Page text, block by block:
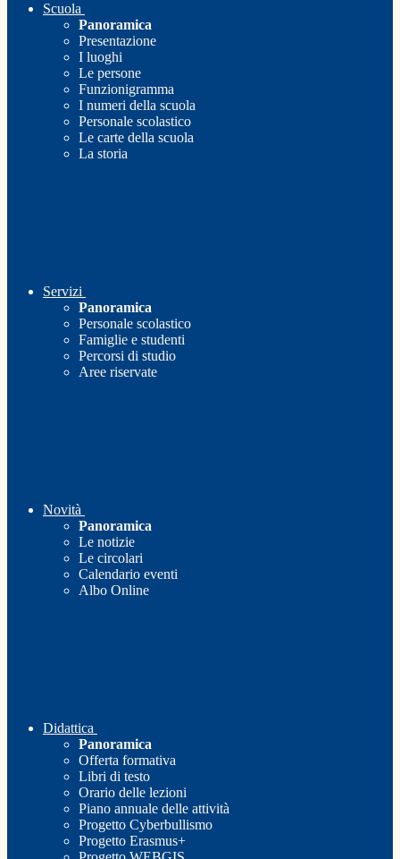
Scuola
Panoramica
Presentazione
I luoghi
Le persone
Funzionigramma
I numeri della scuola
Personale scolastico
Le carte della scuola
La storia
Servizi
Panoramica
Personale scolastico
Famiglie e studenti
Percorsi di studio
Aree riservate
Novità
Panoramica
Le notizie
Le circolari
Calendario eventi
Albo Online
Didattica
Panoramica
Offerta formativa
Libri di testo
Orario delle lezioni
Piano annuale delle attività
Progetto Cyberbullismo
Progetto Erasmus+